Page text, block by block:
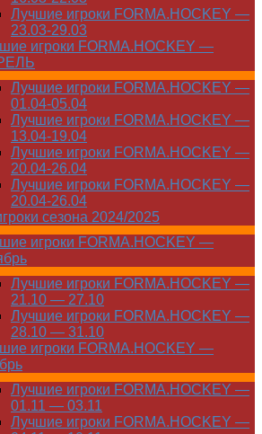
Лучшие игроки FORMA.HOCKEY —
23.03-29.03
игроки FORMA.HOCKEY —
Лучшие игроки FORMA.HOCKEY —
01.04-05.04
Лучшие игроки FORMA.HOCKEY —
13.04-19.04
Лучшие игроки FORMA.HOCKEY —
20.04-26.04
Лучшие игроки FORMA.HOCKEY —
20.04-26.04
сезона 2024/2025
игроки FORMA.HOCKEY —
Лучшие игроки FORMA.HOCKEY —
21.10 — 27.10
Лучшие игроки FORMA.HOCKEY —
28.10 — 31.10
игроки FORMA.HOCKEY —
Лучшие игроки FORMA.HOCKEY —
01.11 — 03.11
Лучшие игроки FORMA.HOCKEY —